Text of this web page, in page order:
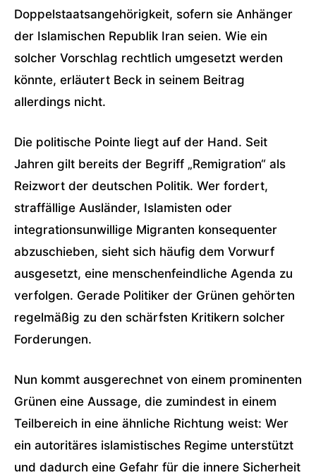
Doppelstaatsangehörigkeit, sofern sie Anhänger
der Islamischen Republik Iran seien. Wie ein
solcher Vorschlag rechtlich umgesetzt werden
könnte, erläutert Beck in seinem Beitrag
allerdings nicht.
Die politische Pointe liegt auf der Hand. Seit
Jahren gilt bereits der Begriff „Remigration“ als
Reizwort der deutschen Politik. Wer fordert,
straffällige Ausländer, Islamisten oder
integrationsunwillige Migranten konsequenter
abzuschieben, sieht sich häufig dem Vorwurf
ausgesetzt, eine menschenfeindliche Agenda zu
verfolgen. Gerade Politiker der Grünen gehörten
regelmäßig zu den schärfsten Kritikern solcher
Forderungen.
Nun kommt ausgerechnet von einem prominenten
Grünen eine Aussage, die zumindest in einem
Teilbereich in eine ähnliche Richtung weist: Wer
ein autoritäres islamistisches Regime unterstützt
und dadurch eine Gefahr für die innere Sicherheit